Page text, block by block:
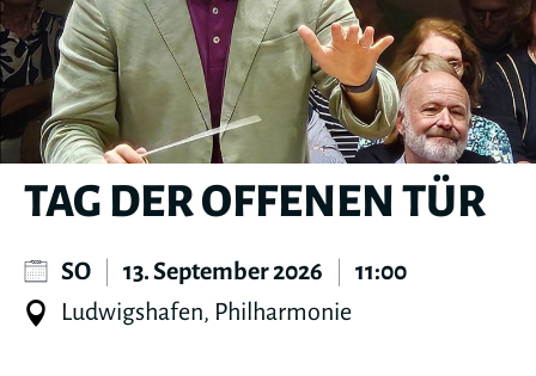
TAG DER OFFENEN TÜR
SO 13. September 2026
11:00
Ludwigshafen, Philharmonie